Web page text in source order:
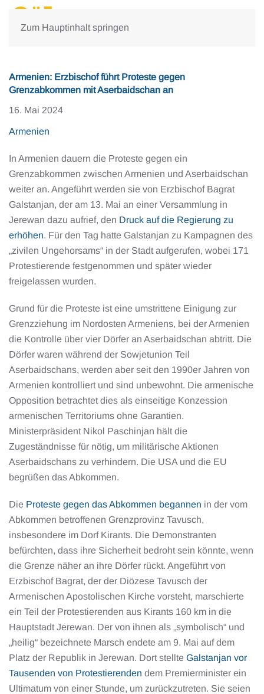
Zum Hauptinhalt springen
Armenien: Erzbischof führt Proteste gegen
Grenzabkommen mit Aserbaidschan an
16. Mai 2024
Armenien
In Armenien dauern die Proteste gegen ein
Grenzabkommen zwischen Armenien und Aserbaidschan
weiter an. Angeführt werden sie von Erzbischof Bagrat
Galstanjan, der am 13. Mai an einer Versammlung in
Jerewan dazu aufrief, den Druck auf die Regierung zu
erhöhen. Für den Tag hatte Galstanjan zu Kampagnen des
„zivilen Ungehorsams“ in der Stadt aufgerufen, wobei 171
Protestierende festgenommen und später wieder
freigelassen wurden.
Grund für die Proteste ist eine umstrittene Einigung zur
Grenzziehung im Nordosten Armeniens, bei der Armenien
die Kontrolle über vier Dörfer an Aserbaidschan abtritt. Die
Dörfer waren während der Sowjetunion Teil
Aserbaidschans, werden aber seit den 1990er Jahren von
Armenien kontrolliert und sind unbewohnt. Die armenische
Opposition betrachtet dies als einseitige Konzession
armenischen Territoriums ohne Garantien.
Ministerpräsident Nikol Paschinjan hält die
Zugeständnisse für nötig, um militärische Aktionen
Aserbaidschans zu verhindern. Die USA und die EU
begrüßen das Abkommen.
Die Proteste gegen das Abkommen begannen in der vom
Abkommen betroffenen Grenzprovinz Tavusch,
insbesondere im Dorf Kirants. Die Demonstranten
befürchten, dass ihre Sicherheit bedroht sein könnte, wenn
die Grenze näher an ihre Dörfer rückt. Angeführt von
Erzbischof Bagrat, der der Diözese Tavusch der
Armenischen Apostolischen Kirche vorsteht, marschierte
ein Teil der Protestierenden aus Kirants 160 km in die
Hauptstadt Jerewan. Der von ihnen als „symbolisch“ und
„heilig“ bezeichnete Marsch endete am 9. Mai auf dem
Platz der Republik in Jerewan. Dort stellte Galstanjan vor
Tausenden von Protestierenden dem Premierminister ein
Ultimatum von einer Stunde, um zurückzutreten. Sie seien